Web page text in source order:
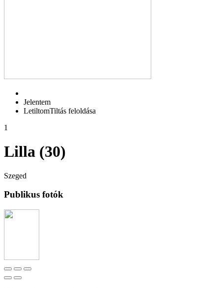
Jelentem
LetiltomTiltás feloldása
1
Lilla (30)
Szeged
Publikus fotók